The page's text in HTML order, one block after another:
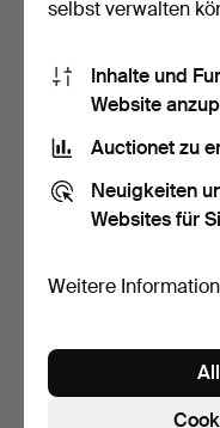
Jahrgang 70.
41 USD
selbst verwalten
Inhalte und
Website
Auctionet zu
Neuigkeiten
Websites für
Weitere